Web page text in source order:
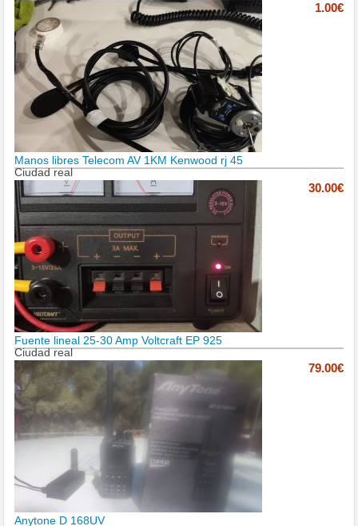
1.00€
Manos libres Telecom AV 1KM Kenwood rj 45
Ciudad real
30.00€
Fuente lineal 25-30 Amp Voltcraft EP 925
Ciudad real
79.00€
Anytone D 168UV